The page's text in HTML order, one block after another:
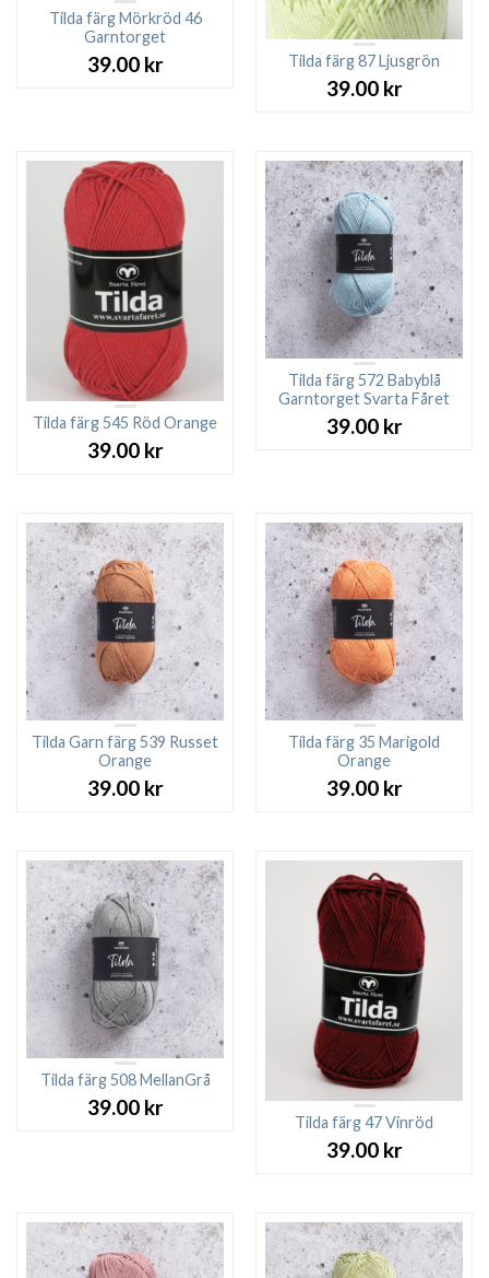
Tilda färg Mörkröd 46
Garntorget
39.00 kr Tilda färg 87 Ljusgrön
39.00 kr
Tilda färg 545 Röd Orange
39.00 kr
Tilda färg 572 Babyblå
Garntorget Svarta Fåret
39.00 kr
Tilda Garn färg 539 Russet
Orange
39.00 kr
Tilda färg 35 Marigold
Orange
39.00 kr
Tilda färg 508 MellanGrå
39.00 kr
Tilda färg 47 Vinröd
39.00 kr